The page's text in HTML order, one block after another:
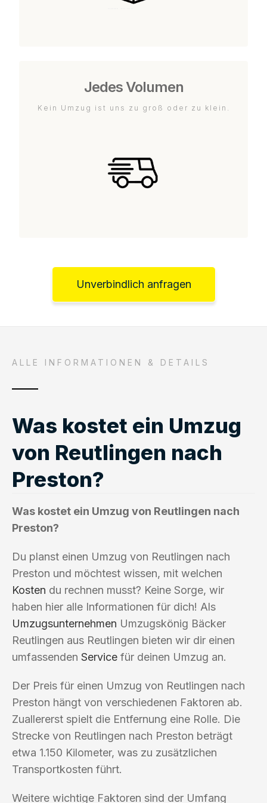
Jedes Volumen
Kein Umzug ist uns zu groß oder zu klein.
Unverbindlich anfragen
ALLE INFORMATIONEN & DETAILS
Was kostet ein Umzug
von Reutlingen nach
Preston?
Was kostet ein Umzug von Reutlingen nach
Preston?
Du planst einen Umzug von Reutlingen nach
Preston und möchtest wissen, mit welchen
Kosten du rechnen musst? Keine Sorge, wir
haben hier alle Informationen für dich! Als
Umzugsunternehmen Umzugskönig Bäcker
Reutlingen aus Reutlingen bieten wir dir einen
umfassenden Service für deinen Umzug an.
Der Preis für einen Umzug von Reutlingen nach
Preston hängt von verschiedenen Faktoren ab.
Zuallererst spielt die Entfernung eine Rolle. Die
Strecke von Reutlingen nach Preston beträgt
etwa 1.150 Kilometer, was zu zusätzlichen
Transportkosten führt.
Weitere wichtige Faktoren sind der Umfang